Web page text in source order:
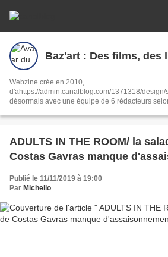
Baz'art : Des films,
Webzine crée en 2010,
d'ahttps://admin.canalblog.com/1371318/
désormais avec une équipe de 6 rédacteurs selon les
ciné, livres, musique, interviews, spectacles.
ADULTS IN THE ROOM/ la
Costas Gavras manque
Publié le 11/11/2019 à 19:00
Par Michelio